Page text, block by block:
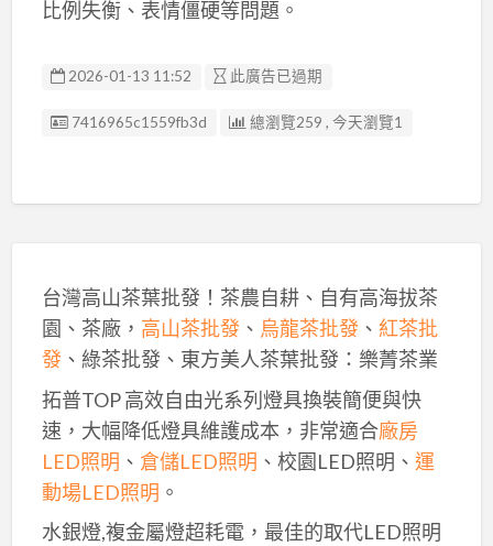
比例失衡、表情僵硬等問題。
2026-01-13 11:52 此廣告已過期
廣告编號
7416965c1559fb3d 總瀏覽259 , 今天瀏覽1
台灣高山茶葉批發！茶農自耕、自有高海拔茶
園、茶廠， 高山茶批發、 烏龍茶批發、 紅茶批
發、綠茶批發、東方美人茶葉批發：樂菁茶業
拓普TOP 高效自由光系列燈具換裝簡便與快
速，大幅降低燈具維護成本，非常適合廠房
LED照明 、 倉儲LED照明 、校園LED照明、 運
動場LED照明 。
水銀燈,複金屬燈超耗電，最佳的取代LED照明